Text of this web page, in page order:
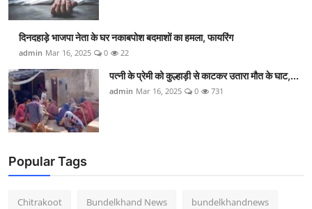
दिनदहाड़े भाजपा नेता के घर नकाबपोश बदमाशों का हमला, फायरिंग
admin Mar 16, 2025 0 22
पत्नी के प्रेमी को कुल्हाड़ी से काटकर उतारा मौत के घाट,...
admin Mar 16, 2025 0 731
Popular Tags
Chitrakoot Bundelkhand News bundelkhandnews